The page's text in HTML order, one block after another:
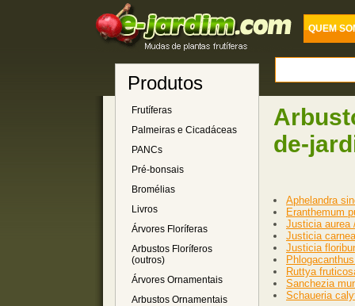
QUEM
Produtos
Frutíferas
Palmeiras e Cicadáceas
PANCs
Pré-bonsais
Bromélias
Livros
Árvores Floríferas
Arbustos Floríferos
(outros)
Árvores Ornamentais
Arbustos Ornamentais
de-
Aphelandra
Eranthemum
Justicia aurea
Justicia
Justicia
Ruttya
Sanchezia
Schaueria